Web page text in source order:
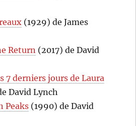
(1929) de James
Return (2017) de David
7 derniers jours de Laura
David Lynch
Peaks (1990) de David